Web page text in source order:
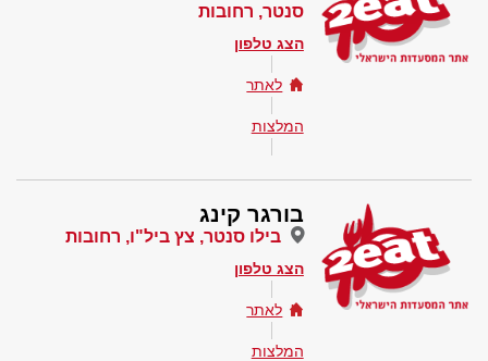
סנטר, רחובות
הצג טלפון
לאתר
המלצות
בורגר קינג
בילו סנטר, צץ ביל"ו, רחובות
הצג טלפון
לאתר
המלצות